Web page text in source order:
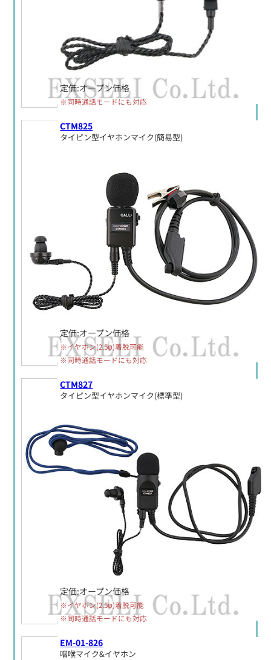
定価:オープン価格
※同時通話モードにも対応
CTM825
タイピン型イヤホンマイク(簡易型)
定価:オープン価格
※イヤホン(2.5φ)着脱可能
※同時通話モードにも対応
CTM827
タイピン型イヤホンマイク(標準型)
定価:オープン価格
※イヤホン(2.5φ)着脱可能
※同時通話モードにも対応
EM-01-826
咽喉マイク&イヤホン